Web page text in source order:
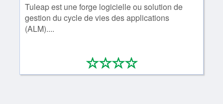
Tuleap est une forge logicielle ou solution de
gestion du cycle de vies des applications
(ALM)....
****
0/4